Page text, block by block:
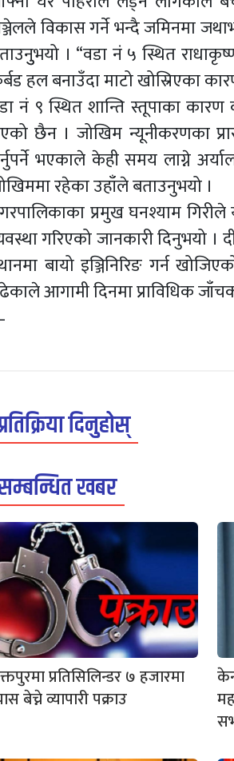
विकास गर्ने भन्दै जमिनमा
। “वडा नं ५ स्थित
हल बनाउँदा माटो खोस्रिएका
नं ९ स्थित शान्ति स्तूपाका कारण
छैन । जोखिम न्यूनीकरणका
भएकाले केही समय लाग्ने
रहेका उहाँले बताउनुभयो ।
प्रमुख घनश्याम
गरिएको जानकारी दिनुभयो ।
बायो इञ्जिनिरिङ गर्न
आगामी दिनमा प्राविधिक
दिनुहोस्
खबर
प्रतिसिलिन्डर ७ हजारमा
बेच्ने व्यापारी पक्राउ